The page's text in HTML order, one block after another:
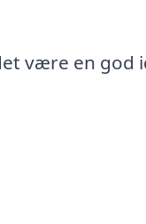
være en god